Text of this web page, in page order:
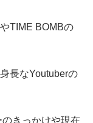
TIME BOMBの
長なYoutuberの
きっかけや現在